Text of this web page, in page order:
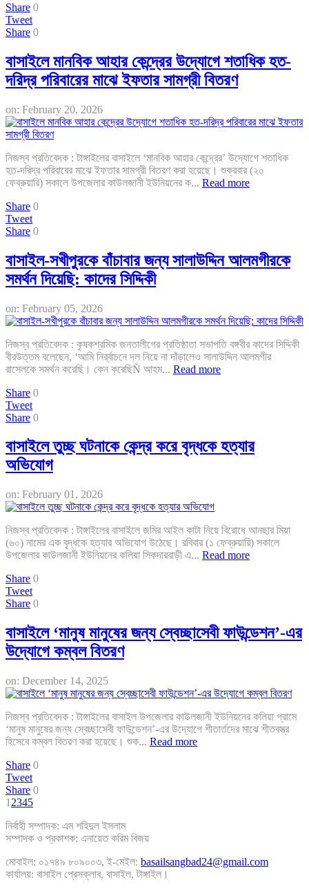
Share 0
Tweet
Share 0
বাসাইলে মানবিক আহার কেন্দ্রের উদ্যোগে শতাধিক হত-
দরিদ্র পরিবারের মাঝে ইফতার সামগ্রী বিতরণ
on: February 20, 2026
নিজস্ব প্রতিবেদক : টাঙ্গাইলের বাসাইলে ‘মানবিক আহার কেন্দ্রের’ উদ্যোগে শতাধিক
হত-দরিদ্র পরিবাবের মাঝে ইফতার সামগ্রী বিতরণ করা হয়েছে। শুক্রবার (২০
ফেব্রুয়ারি) সকালে উপজেলার কাউলজানী ইউনিয়নের ক... Read more
Share 0
Tweet
Share 0
বাসাইল-সখীপুরকে বাঁচাবার জন্য সালাউদ্দিন আলমগীরকে
সমর্থন দিয়েছি: কাদের সিদ্দিকী
on: February 05, 2026
নিজস্ব প্রতিবেদক : কৃষকশ্রমিক জনতালীগের প্রতিষ্ঠাতা সভাপতি বঙ্গবীর কাদের সিদ্দিকী
বীরউত্তম বলেছেন, ‘আমি নির্র্বাচনে দল নিয়ে না দাঁড়ালেও সালাউদ্দিন আলমগীর
রাসেলকে সমর্থন করেছি। কেন করেছিÑ আহম... Read more
Share 0
Tweet
Share 0
বাসাইলে তুচ্ছ ঘটনাকে কেন্দ্র করে বৃদ্ধকে হত্যার
অভিযোগ
on: February 01, 2026
নিজস্ব প্রতিবেদক : টাঙ্গাইলের বাসাইলে জমির আইল কাটা নিয়ে বিরোধে আনছার মিয়া
(৬০) নামের এক বৃদ্ধকে হত্যার অভিযোগ উঠেছে। রবিবার (১ ফেব্রুয়ারি) সকালে
উপজেলার কাউলজানী ইউনিয়নের কলিয়া সিকদারবাড়ী এ... Read more
Share 0
Tweet
Share 0
বাসাইলে ‘মানুষ মানুষের জন্য স্বেচ্ছাসেবী ফাউন্ডেশন’-এর
উদ্যোগে কম্বল বিতরণ
on: December 14, 2025
নিজস্ব প্রতিবেদক : টাঙ্গাইলের বাসাইল উপজেলার কাউলজানী ইউনিয়নের কলিয়া গ্রামে
‘মানুষ মানুষের জন্য স্বেচ্ছাসেবী ফাউন্ডেশন’-এর উদ্যোগে শীতার্তদের মাঝে শীতবস্ত্র
হিসেবে কম্বল বিতরণ করা হয়েছে। শুক... Read more
Share 0
Tweet
Share 0
1 2345
নির্বাহী সম্পাদক: এম শহিদুল ইসলাম
সম্পাদক ও প্রকাশক: এনায়েত করিম বিজয়
মোবাইল: ০১৭৪৯ ৮০৯০০৩, ই-মেইল: basailsangbad24@gmail.com
কার্যালয়: বাসাইল প্রেসক্লাব, বাসাইল, টাঙ্গাইল।